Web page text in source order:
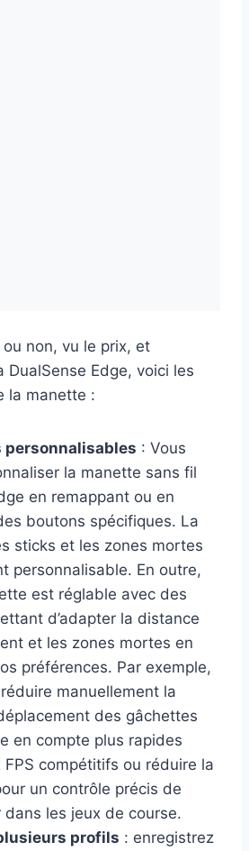
non, vu le prix, et
DualSense Edge, voici les
la manette :
personnalisables : Vous
la manette sans fil
en remappant ou en
boutons spécifiques. La
sticks et les zones mortes
personnalisable. En outre,
est réglable avec des
d’adapter la distance
et les zones mortes en
préférences. Par exemple,
manuellement la
des gâchettes
en compte plus rapides
FPS compétitifs ou réduire la
un contrôle précis de
dans les jeux de course.
profils : enregistrez